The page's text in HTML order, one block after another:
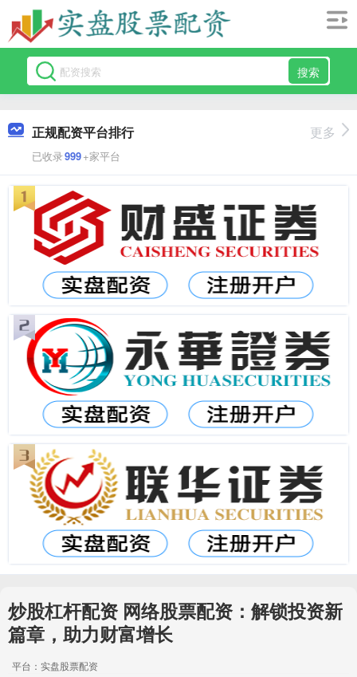
搜索
正规配资平台排行
已收录999+家平台
更多
炒股杠杆配资 网络股票配资：解锁投资新
篇章，助力财富增长
平台：实盘股票配资